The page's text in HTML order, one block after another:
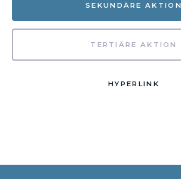
SEKUNDÄRE AKTION
TERTIÄRE AKTION
HYPERLINK